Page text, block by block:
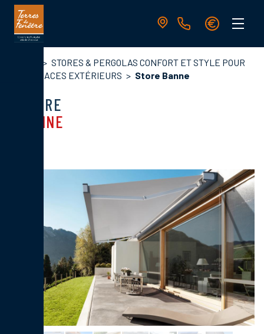
Aller
contenu
principale
STORES & PERGOLAS CONFORT ET STYLE POUR
VOS ESPACES EXTÉRIEURS
Store Banne
STORE
BANNE